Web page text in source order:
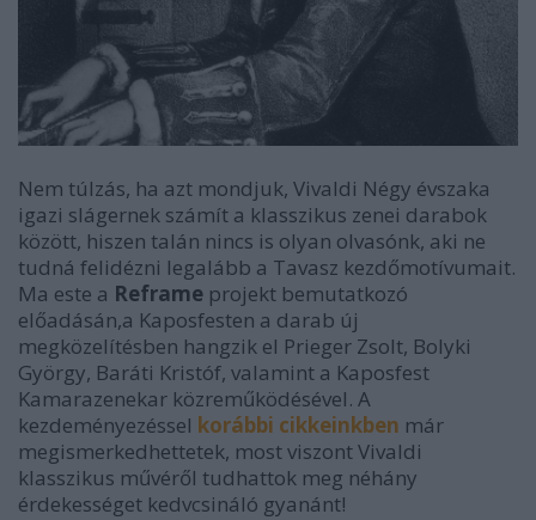
Nem túlzás, ha azt mondjuk, Vivaldi Négy évszaka
igazi slágernek számít a klasszikus zenei darabok
között, hiszen talán nincs is olyan olvasónk, aki ne
tudná felidézni legalább a Tavasz kezdőmotívumait.
Ma este a Reframe projekt bemutatkozó
előadásán,a Kaposfesten a darab új
megközelítésben hangzik el Prieger Zsolt, Bolyki
György, Baráti Kristóf, valamint a Kaposfest
Kamarazenekar közreműködésével. A
kezdeményezéssel korábbi cikkeinkben már
megismerkedhettetek, most viszont Vivaldi
klasszikus művéről tudhattok meg néhány
érdekességet kedvcsináló gyanánt!